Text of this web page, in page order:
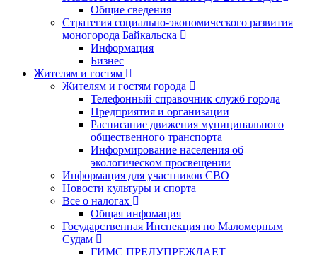
Общие сведения
Стратегия социально-экономического развития
моногорода Байкальска
Информация
Бизнес
Жителям и гостям
Жителям и гостям города
Телефонный справочник служб города
Предприятия и организации
Расписание движения муниципального
общественного транспорта
Информирование населения об
экологическом просвещении
Информация для участников СВО
Новости культуры и спорта
Все о налогах
Общая инфомация
Государственная Инспекция по Маломерным
Судам
ГИМС ПРЕДУПРЕЖДАЕТ